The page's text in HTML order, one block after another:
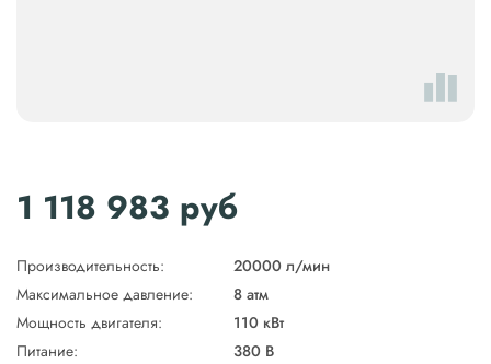
1 118 983 руб
Производительность:
20000 л/мин
Максимальное давление:
8 атм
Мощность двигателя:
110 кВт
Питание:
380 В